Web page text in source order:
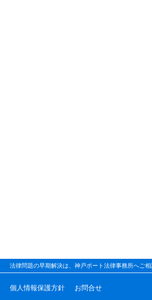
法律問題の早期解決は、神戸ポート法律事務所へご相
個人情報保護方針 お問合せ